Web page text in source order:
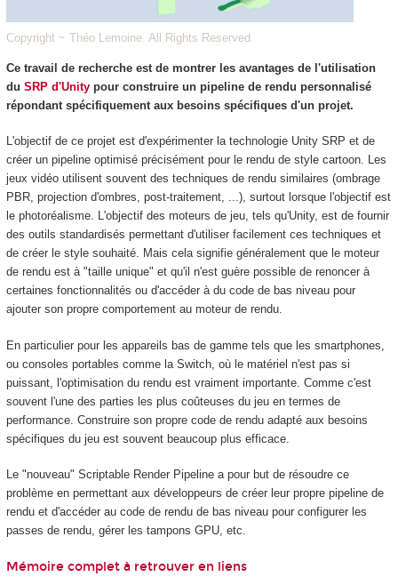
Copyright ~ Théo Lemoine. All Rights Reserved.
Ce travail de recherche est de montrer les avantages de l'utilisation
du SRP d'Unitypour construire un pipeline de rendu personnalisé
répondant spécifiquement aux besoins spécifiques d'un projet.
L'objectif de ce projet est d'expérimenter la technologie Unity SRP et de
créer un pipeline optimisé précisément pour le rendu de style cartoon. Les
jeux vidéo utilisent souvent des techniques de rendu similaires (ombrage
PBR, projection d'ombres, post-traitement, ...), surtout lorsque l'objectif est
le photoréalisme. L'objectif des moteurs de jeu, tels qu'Unity, est de fournir
des outils standardisés permettant d'utiliser facilement ces techniques et
de créer le style souhaité. Mais cela signifie généralement que le moteur
de rendu est à "taille unique" et qu'il n'est guère possible de renoncer à
certaines fonctionnalités ou d'accéder à du code de bas niveau pour
ajouter son propre comportement au moteur de rendu.
En particulier pour les appareils bas de gamme tels que les smartphones,
ou consoles portables comme la Switch, où le matériel n'est pas si
puissant, l'optimisation du rendu est vraiment importante. Comme c'est
souvent l'une des parties les plus coûteuses du jeu en termes de
performance. Construire son propre code de rendu adapté aux besoins
spécifiques du jeu est souvent beaucoup plus efficace.
Le "nouveau" Scriptable Render Pipeline a pour but de résoudre ce
problème en permettant aux développeurs de créer leur propre pipeline de
rendu et d'accéder au code de rendu de bas niveau pour configurer les
passes de rendu, gérer les tampons GPU, etc.
Mémoire complet à retrouver en liens